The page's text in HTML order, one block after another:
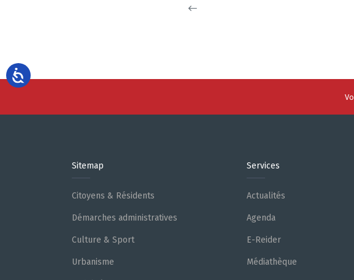
Sitemap
Citoyens & Résidents
Démarches administratives
Culture & Sport
Urbanisme
Services
Actualités
Agenda
E-Reider
Médiathèque